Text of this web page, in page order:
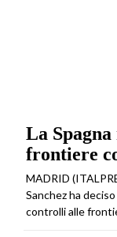
La
frontiere
MADRID
Sanchez ha
controlli alle